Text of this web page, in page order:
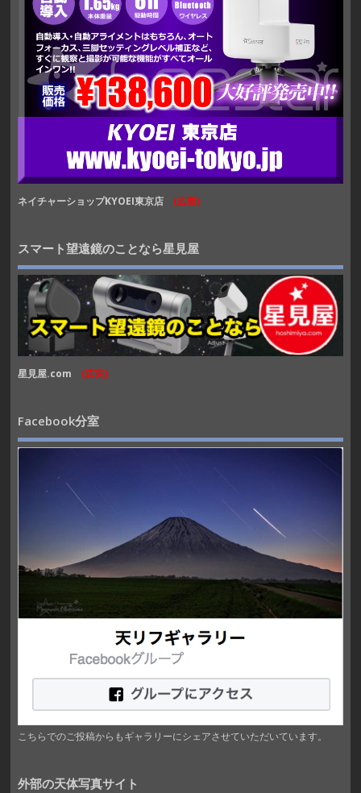
ネイチャーショップKYOEI東京店 (広告)
スマート望遠鏡のことなら星見屋
星見屋.com (広告)
Facebook分室
こちらでのご投稿からもギャラリーにシェアさせていただいています。
外部の天体写真サイト